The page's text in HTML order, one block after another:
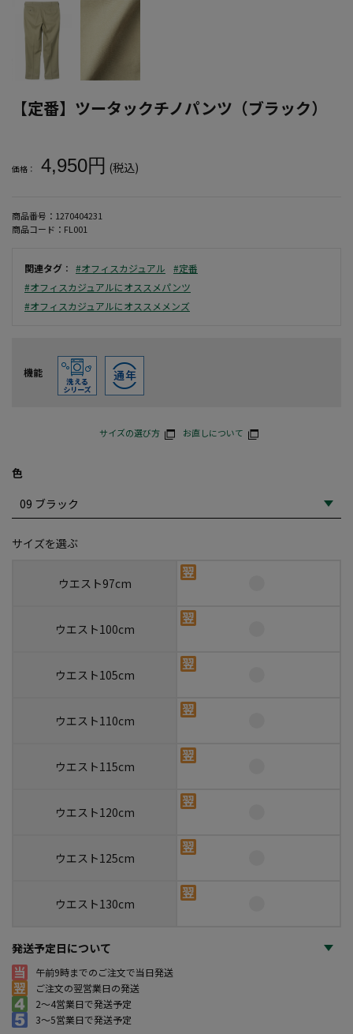
【定番】ツータックチノパンツ（ブラック）
価格： 4,950円 (税込)
商品番号： 1270404231
商品コード： FL001
関連タグ ： #オフィスカジュアル
#定番
#オフィスカジュアルにオススメパンツ
#オフィスカジュアルにオススメメンズ
機能
サイズの選び方 お直しについて
色
サイズを選ぶ
ウエスト97cm
ウエスト100cm
ウエスト105cm
ウエスト110cm
ウエスト115cm
ウエスト120cm
ウエスト125cm
ウエスト130cm
発送予定日について
午前9時までのご注文で当日発送
ご注文の翌営業日の発送
2～4営業日で発送予定
3～5営業日で発送予定